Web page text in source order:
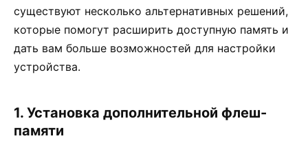
существуют несколько альтернативных решений,
которые помогут расширить доступную память и
дать вам больше возможностей для настройки
устройства.
1. Установка дополнительной флеш-
памяти